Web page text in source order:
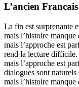
L’ancien
La fin est surprenante
mais l’histoire
mais l’approche est
rend la lecture difficile.
mais l’approche est
dialogues sont
mais l’histoire